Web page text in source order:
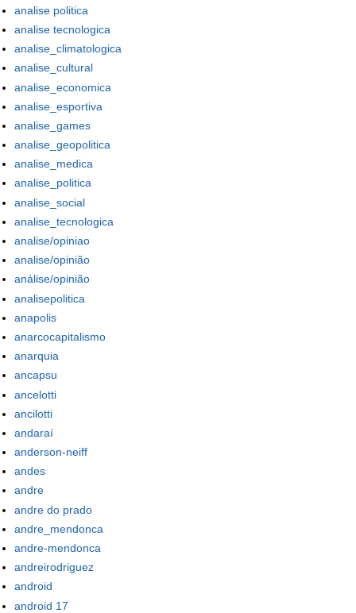
analise politica
analise tecnologica
analise_climatologica
analise_cultural
analise_economica
analise_esportiva
analise_games
analise_geopolitica
analise_medica
analise_politica
analise_social
analise_tecnologica
analise/opiniao
analise/opinião
análise/opinião
analisepolitica
anapolis
anarcocapitalismo
anarquia
ancapsu
ancelotti
ancilotti
andaraí
anderson-neiff
andes
andre
andre do prado
andre_mendonca
andre-mendonca
andreirodriguez
android
android 17